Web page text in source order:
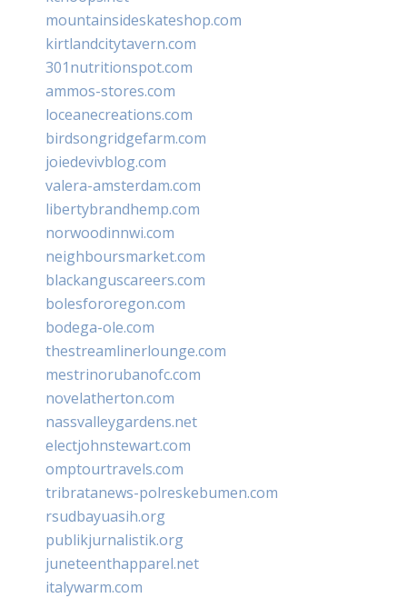
mountainsideskateshop.com
kirtlandcitytavern.com
301nutritionspot.com
ammos-stores.com
loceanecreations.com
birdsongridgefarm.com
joiedevivblog.com
valera-amsterdam.com
libertybrandhemp.com
norwoodinnwi.com
neighboursmarket.com
blackanguscareers.com
bolesfororegon.com
bodega-ole.com
thestreamlinerlounge.com
mestrinorubanofc.com
novelatherton.com
nassvalleygardens.net
electjohnstewart.com
omptourtravels.com
tribratanews-polreskebumen.com
rsudbayuasih.org
publikjurnalistik.org
juneteenthapparel.net
italywarm.com